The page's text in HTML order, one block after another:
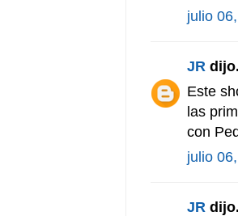
julio
JR
Este
las
con
julio
JR